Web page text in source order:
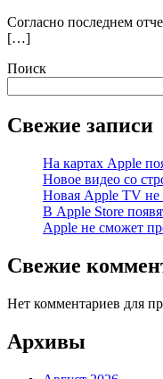
Согласно последнем
[…]
Поиск
Свежие записи
На картах Apple
Новое видео со
Новая Apple TV не
В Apple Store
Apple не сможет
Свежие
Нет комментариев для
Архивы